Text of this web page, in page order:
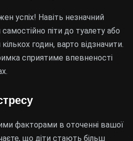
успіх! Навіть незначний
піти до туалету або
годин, варто відзначити.
сприятиме впевненості
факторами в оточенні вашої
що діти стають більш